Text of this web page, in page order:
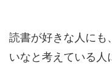
読書が好きな人にも
いなと考えている人